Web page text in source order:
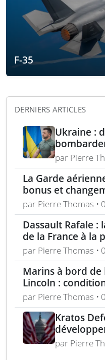
F-35
DERNIERS ARTICLES
Ukraine :
Kharkiv –
lance-
missiles
par Pierre
La Garde
bonus et
dans le cadre de
par Pierre Thomas •
Dassault Rafale :
de la France à la
moderne
par Pierre Thomas •
Marins à bord de
Lincoln :
en berne selon
par Pierre Thomas •
Kratos
FGM-148
par Pierre